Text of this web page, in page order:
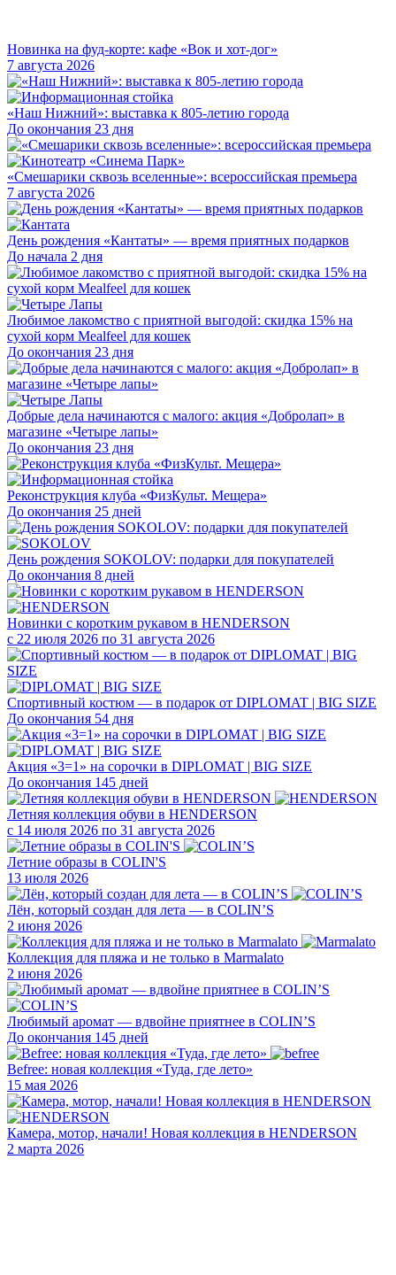
Новинка на фуд-корте: кафе «Вок и хот-дог»
7 августа 2026
«Наш Нижний»: выставка к 805-летию города
До окончания 23 дня
«Смешарики сквозь вселенные»: всероссийская премьера
7 августа 2026
День рождения «Кантаты» — время приятных подарков
До начала 2 дня
Любимое лакомство с приятной выгодой: скидка 15% на
сухой корм Mealfeel для кошек
До окончания 23 дня
Добрые дела начинаются с малого: акция «Добролап» в
магазине «Четыре лапы»
До окончания 23 дня
Реконструкция клуба «ФизКульт. Мещера»
До окончания 25 дней
День рождения SOKOLOV: подарки для покупателей
До окончания 8 дней
Новинки с коротким рукавом в HENDERSON
с 22 июля 2026 по 31 августа 2026
Спортивный костюм — в подарок от DIPLOMAT | BIG SIZE
До окончания 54 дня
Акция «3=1» на сорочки в DIPLOMAT | BIG SIZE
До окончания 145 дней
Летняя коллекция обуви в HENDERSON
с 14 июля 2026 по 31 августа 2026
Летние образы в COLIN'S
13 июля 2026
Лён, который создан для лета — в COLIN’S
2 июня 2026
Коллекция для пляжа и не только в Marmalato
2 июня 2026
Любимый аромат — вдвойне приятнее в COLIN’S
До окончания 145 дней
Befree: новая коллекция «Туда, где лето»
15 мая 2026
Камера, мотор, начали! Новая коллекция в HENDERSON
2 марта 2026